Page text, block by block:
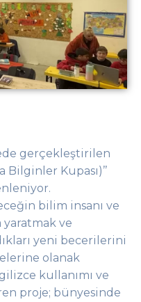
gerçekleştirilen
Bilginler Kupası)’’
bilim insanı ve
ve
yeni becerilerini
olanak
kullanımı ve
proje; bünyesinde